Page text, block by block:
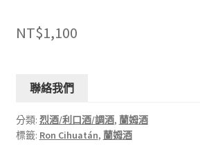
NT$1,100
聯絡我們
分類: 烈酒/利口酒/調酒, 蘭姆酒
標籤: Ron Cihuatán, 蘭姆酒